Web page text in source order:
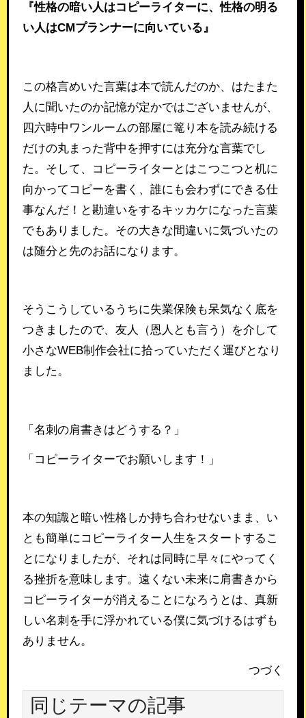
『性格の暗い人はコピーライターに、性格の明る
い人はCMプランナーに向いている』
この格言めいた言葉は本で読んだのか、はたまた
人に聞いたのか記憶が定かではございませんが、
四六時中ワンルームの部屋に篭り本を読み続ける
だけの丸まった背中を押すには充分な言葉でし
た。そして、コピーライターとはこつこつと机に
向かってコピーを書く、誰にも会わずにできる仕
事なんだ！と勘違いをするキッカケになった言葉
でもありました。その大きな間違いに気づいたの
は随分と先のお話になります。
そうこうしているうちに失業保険も呆気なく底を
つきましたので、友人（恩人とも言う）を介して
小さなWEB制作会社に拾っていただく運びとなり
ました。
「名刺の肩書きはどうする？」
「コピーライターでお願いします！」
本の知識と暗い性格しか持ち合わせないまま、い
とも簡単にコピーライター人生をスタートするこ
とになりましたが、それは同時に早々にやってく
る挫折を意味します。遠くない未来に肩書きから
コピーライターが消えることになろうとは、真新
しい名刺を手に浮かれている僕に気づけるはずも
ありません。
つづく
同じテーマの記事